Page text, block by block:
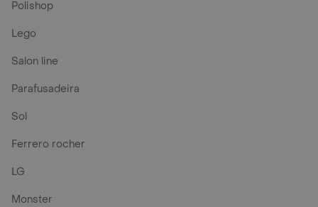
Polishop
Lego
Salon line
Parafusadeira
Sol
Ferrero rocher
LG
Monster